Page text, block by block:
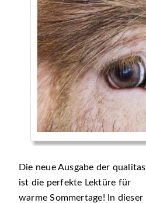
Die neue Ausgabe der qualitas
ist die perfekte Lektüre für
warme Sommertage! In dieser